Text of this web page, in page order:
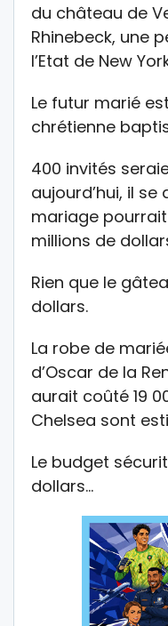
du château de
Rhinebeck, une
l’Etat de New
Le futur marié
chrétienne
400 invités
aujourd’hui, il
mariage
millions de
Rien que le
dollars.
La robe de
d’Oscar de la
aurait coûté 19
Chelsea sont
Le budget
dollars…